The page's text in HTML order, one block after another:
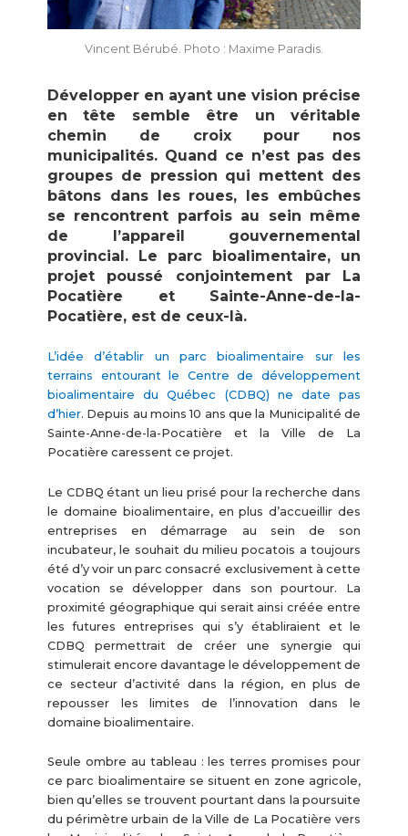
Vincent Bérubé. Photo : Maxime Paradis.
Développer en ayant une vision précise
en tête semble être un véritable
chemin de croix pour nos
municipalités. Quand ce n’est pas des
groupes de pression qui mettent des
bâtons dans les roues, les embûches
se rencontrent parfois au sein même
de l’appareil gouvernemental
provincial. Le parc bioalimentaire, un
projet poussé conjointement par La
Pocatière et Sainte-Anne-de-la-
Pocatière, est de ceux-là.
L’idée d’établir un parc bioalimentaire sur les
terrains entourant le Centre de développement
bioalimentaire du Québec (CDBQ) ne date pas
d’hier. Depuis au moins 10 ans que la Municipalité de
Sainte-Anne-de-la-Pocatière et la Ville de La
Pocatière caressent ce projet.
Le CDBQ étant un lieu prisé pour la recherche dans
le domaine bioalimentaire, en plus d’accueillir des
entreprises en démarrage au sein de son
incubateur, le souhait du milieu pocatois a toujours
été d’y voir un parc consacré exclusivement à cette
vocation se développer dans son pourtour. La
proximité géographique qui serait ainsi créée entre
les futures entreprises qui s’y établiraient et le
CDBQ permettrait de créer une synergie qui
stimulerait encore davantage le développement de
ce secteur d’activité dans la région, en plus de
repousser les limites de l’innovation dans le
domaine bioalimentaire.
Seule ombre au tableau : les terres promises pour
ce parc bioalimentaire se situent en zone agricole,
bien qu’elles se trouvent pourtant dans la poursuite
du périmètre urbain de la Ville de La Pocatière vers